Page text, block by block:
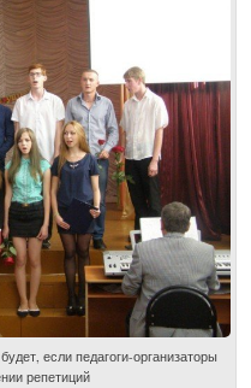
если педагоги-организаторы
репетиций